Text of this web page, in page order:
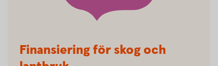
Finansiering för skog och